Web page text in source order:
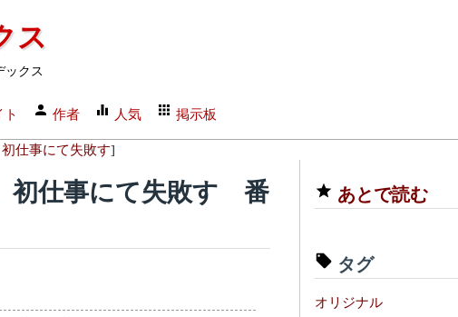
ス
ックス
ト 作者 人気 掲示板
仕事にて失敗す]
初仕事にて失敗す 番
あとで読む
タグ
オリジナル